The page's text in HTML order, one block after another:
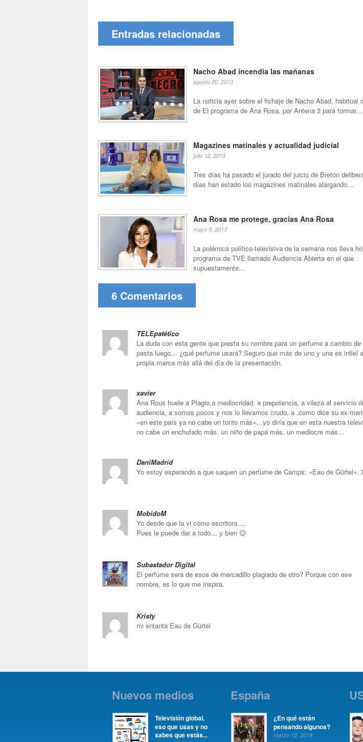
Entradas relacionadas
Nacho Abad incendia las mañanas
agosto 20, 2013
La noticia ayer sobre el fichaje de Nacho Abad, habitual
de El programa de Ana Rosa, por Antena 3 para formar...
Magazines matinales y actualidad judicial
julio 12, 2013
Tres días ha pasado el jurado del juicio de Bretón
días han estado los magazines matinales alargando...
Ana Rosa me protege, gracias Ana Rosa
mayo 9, 2013
La polémica político-televisiva de la semana nos lleva
programa de TVE llamado Audiencia Abierta en el que
supuestamente...
6 Comentarios
TELEpatético
La duda con esta gente que presta su nombre para un perfume a cambio de
pasta luego… ¿qué perfume usará? Seguro que más de uno y una es infiel
propia marca más allá del día de la presentación.
xavier
Ana Rous huele a Plagio,a mediocridad, a prepotencia, a vileza al servicio
audiencia, a somos pocos y nos lo llevamos crudo, a ,como dice su ex-
«en este país ya no cabe un tonto más»…yo diría que en esta nuestra
no cabe un enchufado más, un niño de papá más, un mediocre más…
DaniMadrid
Yo estoy esperando a que saquen un perfume de Camps: «Eau de Gürtel».
MobidoM
Yo desde que la vi como escritora….
Pues le puede dar a todo… y bien 😉
Subastador Digital
El perfume será de esos de mercadillo plagiado de otro? Porque con ese
nombre, es lo que me inspira.
Kristy
mi entanta Eau de Gürtel
Nuevos medios
Televisión global,
eso que usas y no
sabes que estás...
España
¿En qué están
pensando algunos?
marzo 12, 2018